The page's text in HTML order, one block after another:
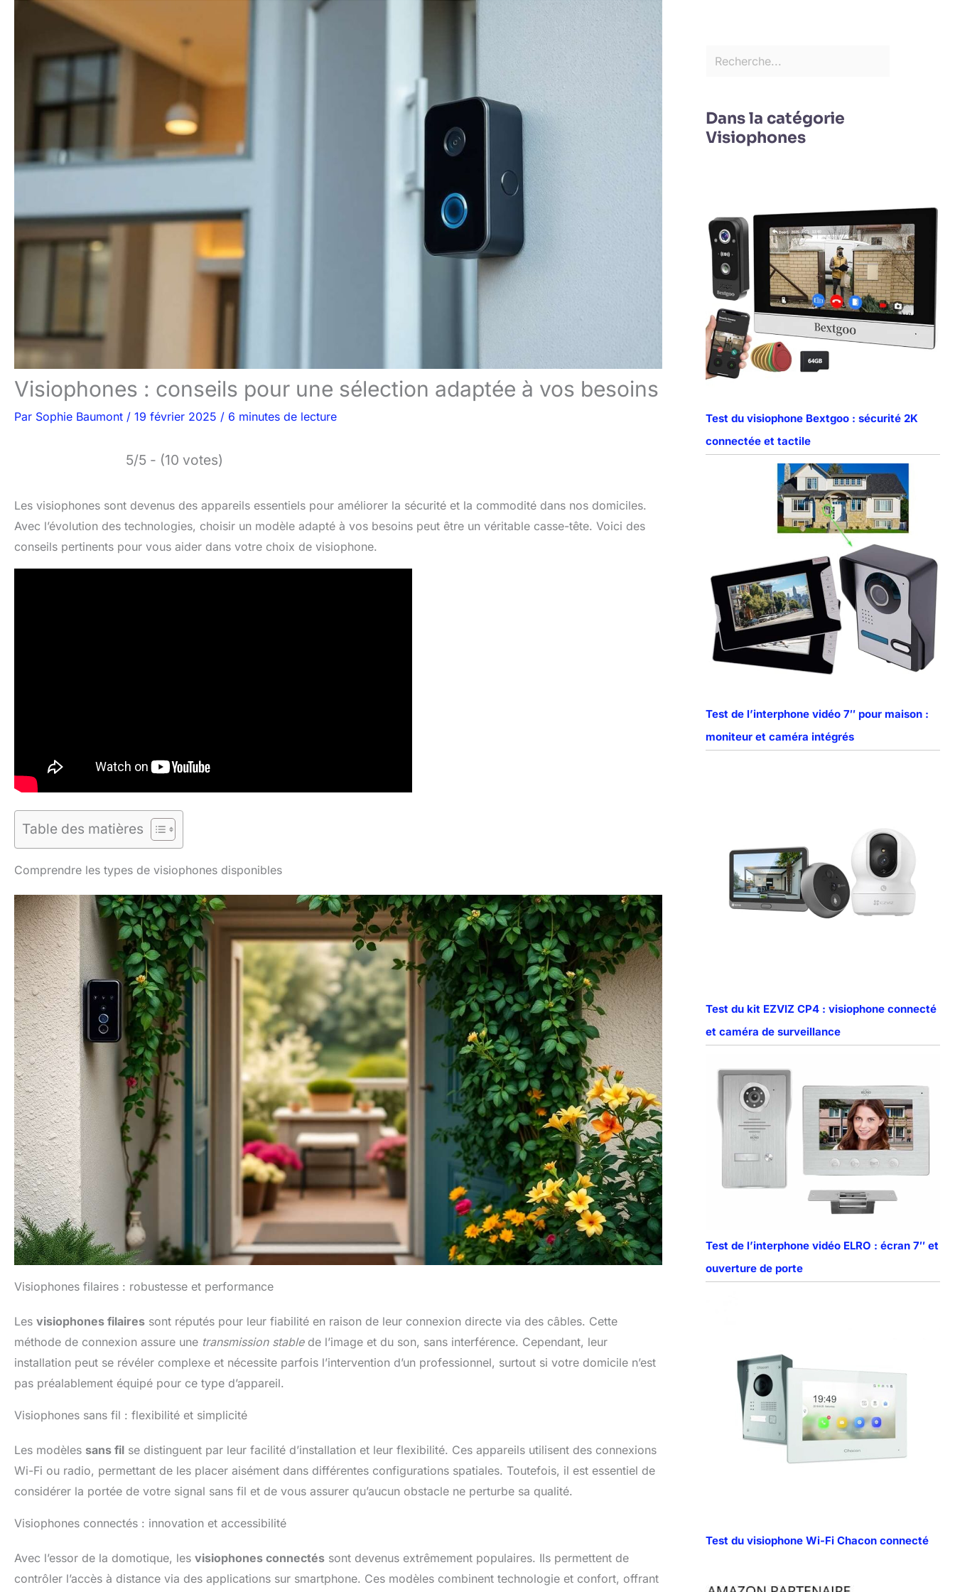
Visiophones : conseils pour une sélection adaptée à vos besoins
Par Sophie Baumont / 19 février 2025 / 6 minutes de lecture
5/5 - (10 votes)
Les visiophones sont devenus des appareils essentiels pour améliorer la sécurité et la commodité dans nos domiciles.
Avec l’évolution des technologies, choisir un modèle adapté à vos besoins peut être un véritable casse-tête. Voici des
conseils pertinents pour vous aider dans votre choix de visiophone.
Table des matières
Comprendre les types de visiophones disponibles
Visiophones filaires : robustesse et performance
Les visiophones filaires sont réputés pour leur fiabilité en raison de leur connexion directe via des câbles. Cette
méthode de connexion assure une transmission stablede l’image et du son, sans interférence. Cependant, leur
installation peut se révéler complexe et nécessite parfois l’intervention d’un professionnel, surtout si votre domicile n’est
pas préalablement équipé pour ce type d’appareil.
Visiophones sans fil : flexibilité et simplicité
Les modèles sans fil se distinguent par leur facilité d’installation et leur flexibilité. Ces appareils utilisent des connexions
Wi-Fi ou radio, permettant de les placer aisément dans différentes configurations spatiales. Toutefois, il est essentiel de
considérer la portée de votre signal sans fil et de vous assurer qu’aucun obstacle ne perturbe sa qualité.
Visiophones connectés : innovation et accessibilité
Avec l’essor de la domotique, les visiophones connectés sont devenus extrêmement populaires. Ils permettent de
contrôler l’accès à distance via des applications sur smartphone. Ces modèles combinent technologie et confort, offrant
Dans la catégorie
Visiophones
Test du visiophone Bextgoo : sécurité 2K
connectée et tactile
Test de l’interphone vidéo 7″ pour maison :
moniteur et caméra intégrés
Test du kit EZVIZ CP4 : visiophone connecté
et caméra de surveillance
Test de l’interphone vidéo ELRO : écran 7″ et
ouverture de porte
Test du visiophone Wi-Fi Chacon connecté